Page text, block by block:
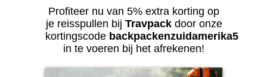
Profiteer nu van 5% extra korting op
je reisspullen bij Travpackdoor onze
kortingscode backpackenzuidamerika5
in te voeren bij het afrekenen!